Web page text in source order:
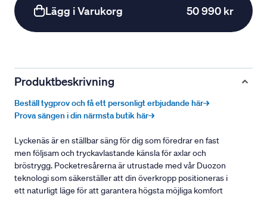
Lägg i Varukorg 50 990 kr
Produktbeskrivning
Beställ tygprov och få ett personligt erbjudande här→
Prova sängen i din närmsta butik här→
Lyckenäs är en ställbar säng för dig som föredrar en fast
men följsam och tryckavlastande känsla för axlar och
bröstrygg. Pocketresårerna är utrustade med vår Duozon
teknologi som säkerställer att din överkropp positioneras i
ett naturligt läge för att garantera högsta möjliga komfort